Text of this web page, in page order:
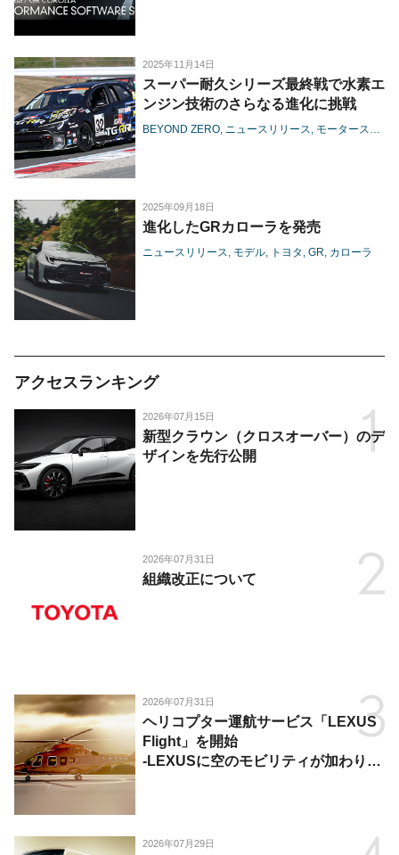
2025年11月14日
スーパー耐久シリーズ最終戦で水素エ
ンジン技術のさらなる進化に挑戦
BEYOND ZERO ニュースリリース モータースポーツ
2025年09月18日
進化したGRカローラを発売
ニュースリリース モデル トヨタ GR カローラ
アクセスランキング
2026年07月15日
新型クラウン（クロスオーバー）のデ
ザインを先行公開
2026年07月31日
組織改正について
2026年07月31日
ヘリコプター運航サービス「LEXUS
Flight」を開始
-LEXUSに空のモビリティが加わり、
2026年07月29日